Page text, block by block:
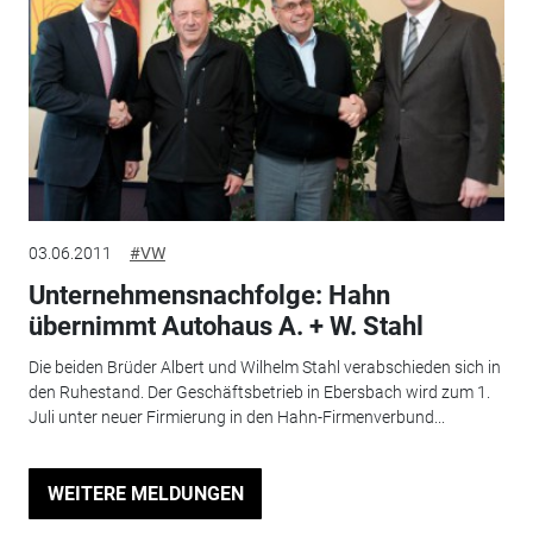
03.06.2011 #VW
Unternehmensnachfolge: Hahn
übernimmt Autohaus A. + W. Stahl
Die beiden Brüder Albert und Wilhelm Stahl verabschieden sich in
den Ruhestand. Der Geschäftsbetrieb in Ebersbach wird zum 1.
Juli unter neuer Firmierung in den Hahn-Firmenverbund...
WEITERE MELDUNGEN